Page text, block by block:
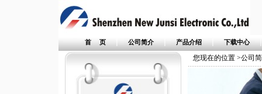
首 页 | 公司简介 | 产品介绍 | 下载中心
您现在的位置 >公司